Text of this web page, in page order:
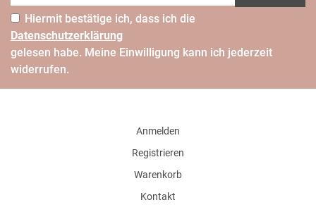
Hiermit bestätige ich, dass ich die
Daten­schutz­erklärung
gelesen habe. Meine Einwilligung kann ich jederzeit
widerrufen.
Anmelden
Registrieren
Warenkorb
Kontakt